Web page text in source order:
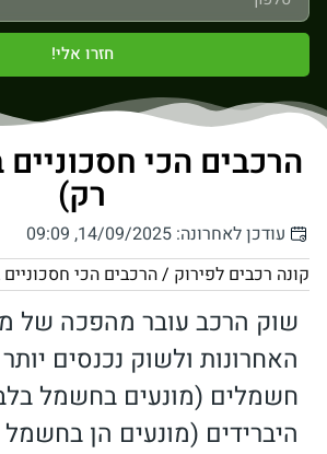
חזרו אלי!
הרכבים הכי
רק)
עודכן לאחרונה: 14/09/2025, 09:09
קונה רכבים לפירוק /הרכבים הכי
שוק הרכב עובר מהפכה של
האחרונות ולשוק נכנסים
חשמלים (מונעים בחשמל
היברידים (מונעים הן